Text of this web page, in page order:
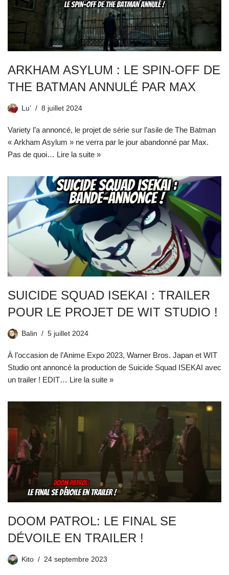
ARKHAM ASYLUM : LE SPIN-OFF DE
THE BATMAN ANNULÉ PAR MAX
Lu' 8 juillet 2024
Variety l’a annoncé, le projet de série sur l’asile de The Batman
« Arkham Asylum » ne verra par le jour abandonné par Max.
Pas de quoi… Lire la suite »
SUICIDE SQUAD ISEKAI : TRAILER
POUR LE PROJET DE WIT STUDIO !
Balin 5 juillet 2024
À l’occasion de l’Anime Expo 2023, Warner Bros. Japan et WIT
Studio ont annoncé la production de Suicide Squad ISEKAI avec
un trailer ! EDIT… Lire la suite »
DOOM PATROL: LE FINAL SE
DÉVOILE EN TRAILER !
Kito 24 septembre 2023